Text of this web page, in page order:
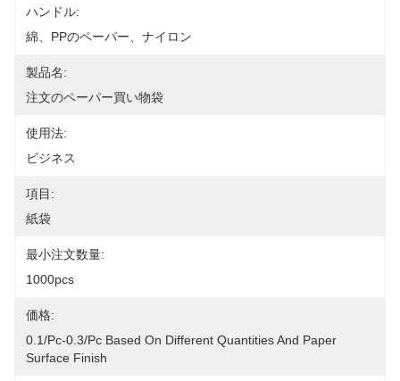
ハンドル:
綿、PPのペーパー、ナイロン
製品名:
注文のペーパー買い物袋
使用法:
ビジネス
項目:
紙袋
最小注文数量:
1000pcs
価格:
0.1/pc-0.3/pc Based On Different Quantities And Paper
Surface Finish